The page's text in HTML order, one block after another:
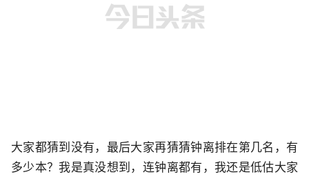
大家都猜到没有，最后大家再猜猜钟离排在第几名，有
多少本？我是真没想到，连钟离都有，我还是低估大家